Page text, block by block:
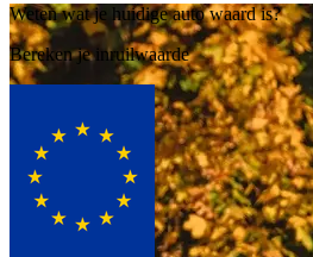
Weten wat je huidige auto waard is?
Bereken je inruilwaarde